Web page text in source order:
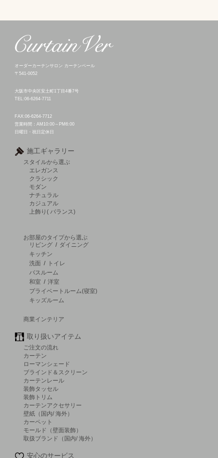
オーダーカーテンサロン カーテンベール
〒541-0052
大阪市中央区安土町1丁目4番7号
TEL:06-6264-7711
FAX:06-6264-7712
営業時間：AM10:00～PM6:00
日曜日・祝日定休日
施工ギャラリー
スタイルから選ぶ
エレガンス
クラシック
モダン
ナチュラル
カジュアル
上飾り( バランス)
お部屋のタイプから選ぶ
リビング / ダイニング
キッチン
洗面 /
トイレ
バスルーム
和室 / 洋室
プライベートルーム(寝室)
キッズルーム
商業インテリア
取り扱いアイテム
ご注文の流れ
カーテン
ローマンシェード
ブラインド＆スクリーン
カーテンレール
装飾タッセル
装飾トリム
カーテンアクセサリー
壁紙（国内/ 海外）
カーペット
モールド（壁面装飾）
取扱ブランド（国内/ 海外）
安心のサービス